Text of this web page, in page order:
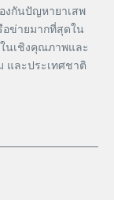
งกันปัญหายาเสพ
อข่ายมากที่สุดใน
นเชิงคุณภาพและ
และประเทศชาติ